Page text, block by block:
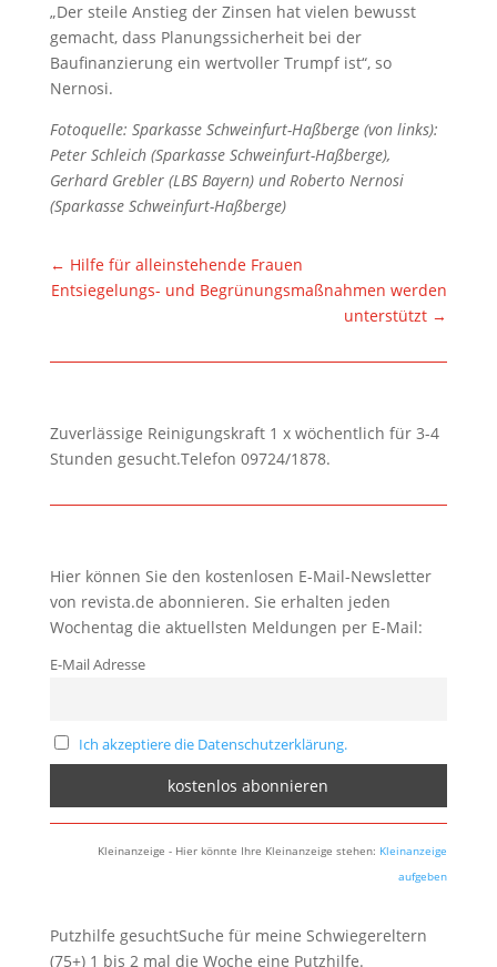
„Der steile Anstieg der Zinsen hat vielen bewusst
gemacht, dass Planungssicherheit bei der
Baufinanzierung ein wertvoller Trumpf ist“, so
Nernosi.
Fotoquelle: Sparkasse Schweinfurt-Haßberge (von links):
Peter Schleich (Sparkasse Schweinfurt-Haßberge),
Gerhard Grebler (LBS Bayern) und Roberto Nernosi
(Sparkasse Schweinfurt-Haßberge)
← Hilfe für alleinstehende Frauen
Entsiegelungs- und Begrünungsmaßnahmen werden
unterstützt →
Zuverlässige Reinigungskraft 1 x wöchentlich für 3-4
Stunden gesucht.Telefon 09724/1878.
Hier können Sie den kostenlosen E-Mail-Newsletter
von revista.de abonnieren. Sie erhalten jeden
Wochentag die aktuellsten Meldungen per E-Mail:
E-Mail Adresse
Ich akzeptiere die Datenschutzerklärung.
Kleinanzeige - Hier könnte Ihre Kleinanzeige stehen: Kleinanzeige
aufgeben
Putzhilfe gesuchtSuche für meine Schwiegereltern
(75+) 1 bis 2 mal die Woche eine Putzhilfe.